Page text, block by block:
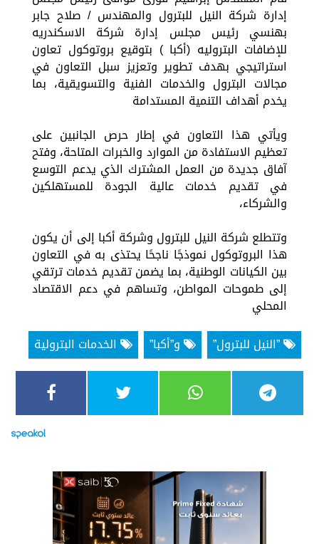
إدارة شركة النيل للبترول والمهندس / صلاح جابر
بهنسي رئيس مجلس إدارة شركة الاسكندريه
للإضافات البتروليه (أكبا ) بتوقيع بروتوكول تعاون
استراتيجي بهدف تطوير وتعزيز سبل التعاون في
مجالات البترول والخدمات الفنية والتسويقية، بما
يخدم أهداف التنمية المستدامة
ويأتي هذا التعاون في إطار حرص الجانبين على
تعظيم الاستفادة من الموارد والخبرات المتاحة، وفتح
آفاق جديدة من العمل المشترك الذي يدعم التوسع
في تقديم خدمات عالية الجودة للمستهلكين
والشركاء،
وتتطلع شركة النيل للبترول وشركة أكبا إلى أن يكون
هذا البروتوكول نموذجًا ناجحًا يحتذى به في التعاون
بين الكيانات الوطنية، بما يضمن تقديم خدمات ترتقي
إلى طموحات المواطن، وتساهم في دعم الاقتصاد
المحلي
”النيل للبترول”
و”أكبا” الخدمات البترولية